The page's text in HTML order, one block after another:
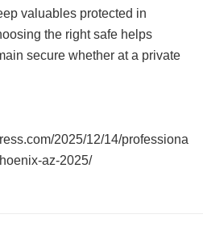
valuables protected in
the right safe helps
secure whether at a private
2025/12/14/professiona
az-2025/